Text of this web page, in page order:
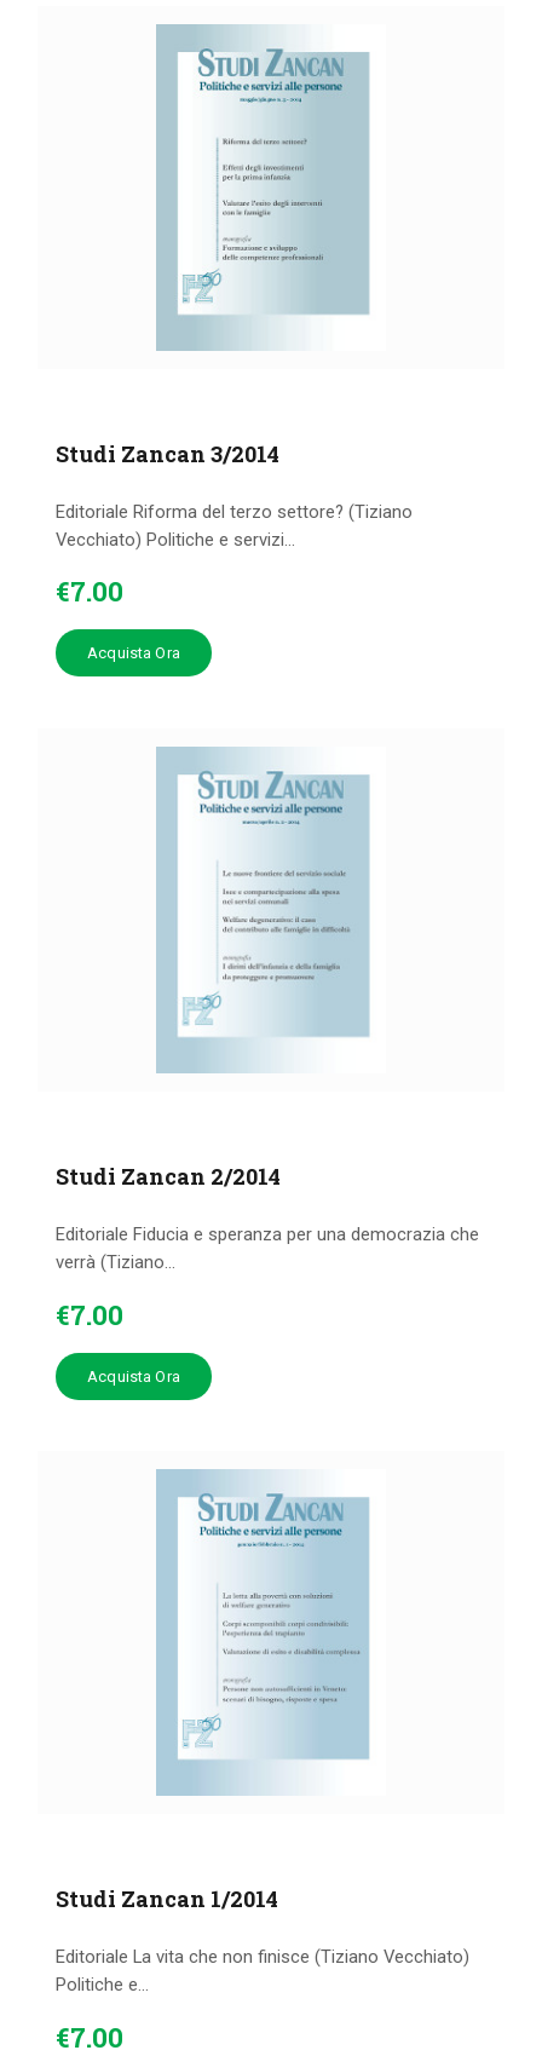
Studi Zancan 3/2014
Editoriale Riforma del terzo settore? (Tiziano
Vecchiato) Politiche e servizi...
€7.00
Acquista Ora
Studi Zancan 2/2014
Editoriale Fiducia e speranza per una democrazia che
verrà (Tiziano...
€7.00
Acquista Ora
Studi Zancan 1/2014
Editoriale La vita che non finisce (Tiziano Vecchiato)
Politiche e...
€7.00